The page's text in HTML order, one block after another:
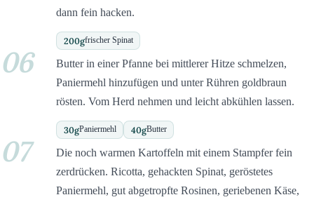
dann fein hacken.
200gfrischer Spinat
06
Butter in einer Pfanne bei mittlerer Hitze schmelzen,
Paniermehl hinzufügen und unter Rühren goldbraun
rösten. Vom Herd nehmen und leicht abkühlen lassen.
30gPaniermehl 40gButter
07
Die noch warmen Kartoffeln mit einem Stampfer fein
zerdrücken. Ricotta, gehackten Spinat, geröstetes
Paniermehl, gut abgetropfte Rosinen, geriebenen Käse,